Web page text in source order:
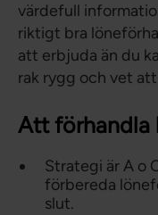
värdefull
riktigt bra
att erbjuda än du
rak rygg och vet
Att förhandla
Strategi är A o
förbereda
slut.